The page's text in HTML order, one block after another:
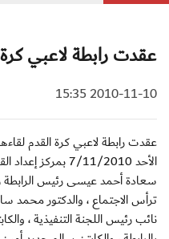
عقدت رابطة لاعبي كرة
2010-11-10 15:35
عقدت رابطة لاعبي كرة القدم
الأحد 7/11/2010
سعادة أحمد عيسى رئيس الرابطة
ترأس الاجتماع ، والدكتور
نائب رئيس اللجنة التنفيذية ،